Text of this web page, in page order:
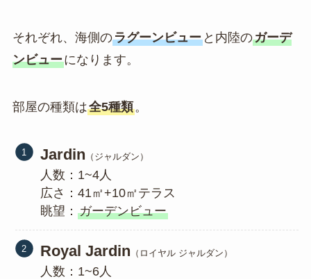
それぞれ、海側のラグーンビューと内陸のガーデ
ンビューになります。
部屋の種類は全5種類。
Jardin （ジャルダン）
人数：1~4人
広さ：41㎡+10㎡テラス
眺望：ガーデンビュー
Royal Jardin （ロイヤル ジャルダン）
人数：1~6人